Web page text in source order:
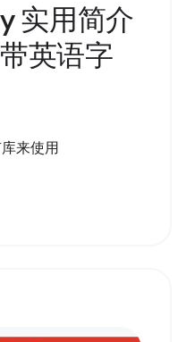
实用简介
英语字
来使用